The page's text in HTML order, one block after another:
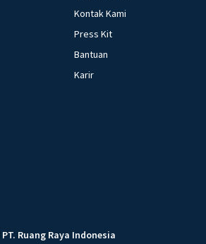
Kontak Kami
Press Kit
Bantuan
Karir
PT. Ruang Raya Indonesia